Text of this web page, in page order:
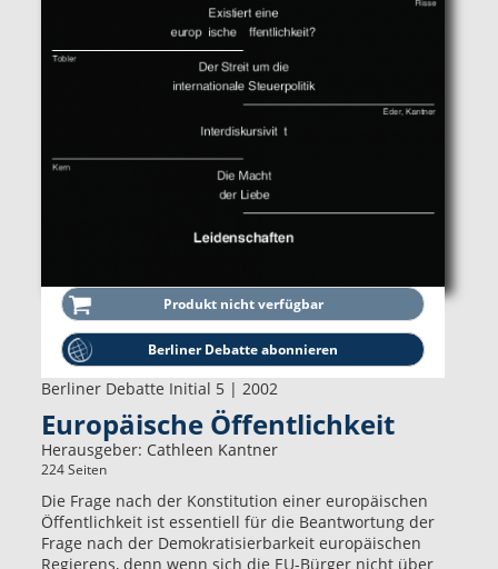
Berliner Debatte abonnieren
Berliner Debatte Initial 5 | 2002
Europäische Öffentlichkeit
Herausgeber: Cathleen Kantner
224 Seiten
Die Frage nach der Konstitution einer europäischen
Öffentlichkeit ist essentiell für die Beantwortung der
Frage nach der Demokratisierbarkeit europäischen
Regierens, denn wenn sich die EU-Bürger nicht über